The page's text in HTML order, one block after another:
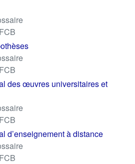
des œuvres universitaires et
d’enseignement à distance